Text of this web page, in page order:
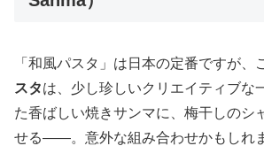
「和風パスタ」は日本の定番ですが、
スタは、少し珍しいクリエイティブな
た香ばしい焼きサンマに、梅干しのシ
せる——。意外な組み合わせかもしれ